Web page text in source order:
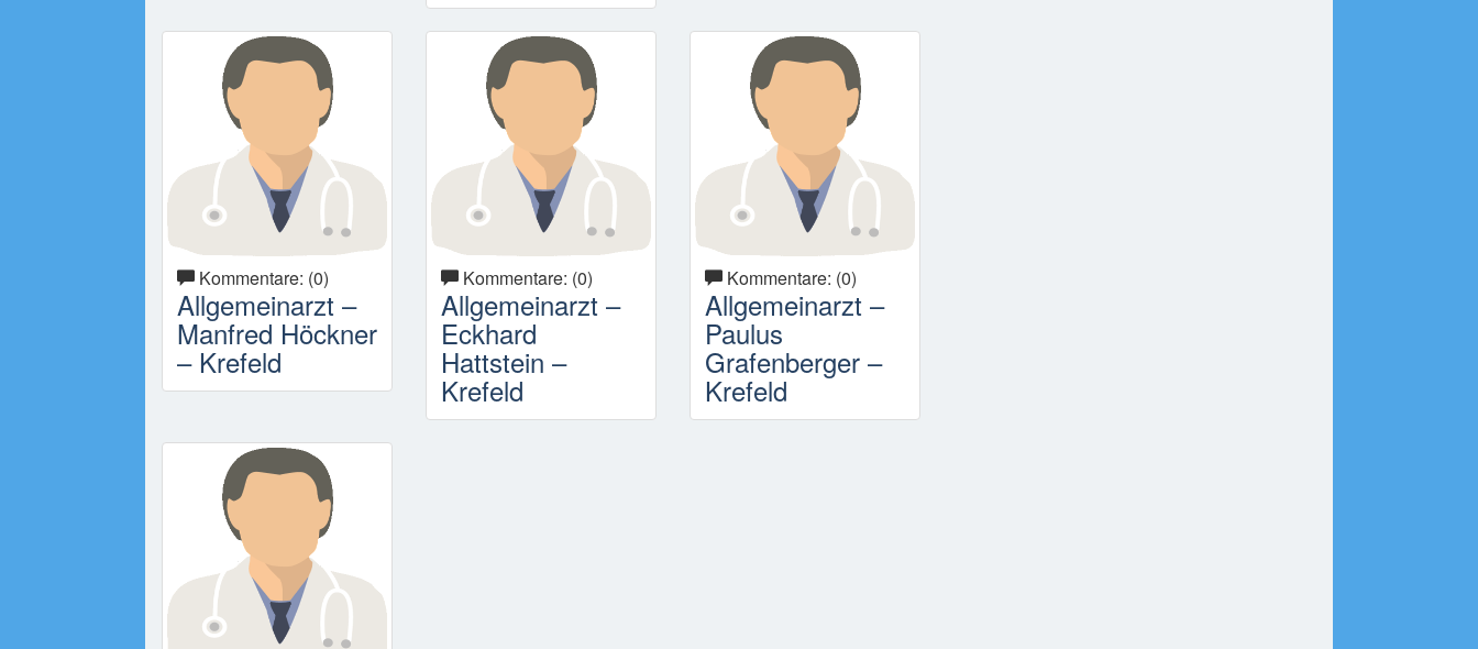
Kommentare: (0)
Allgemeinarzt –
Manfred Höckner
– Krefeld
Kommentare: (0)
Allgemeinarzt –
Eckhard
Hattstein –
Krefeld
Kommentare: (0)
Allgemeinarzt –
Paulus
Grafenberger –
Krefeld